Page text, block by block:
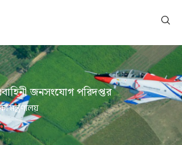
জনসংযোগ পরিদপ্তর
মন্ত্রণালয়